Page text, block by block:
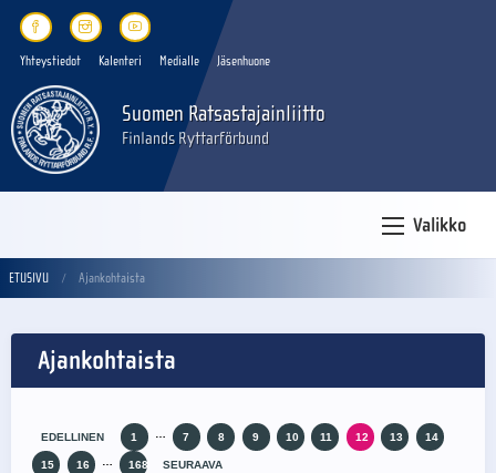
Yhteystiedot Kalenteri Medialle Jäsenhuone
Suomen Ratsastajainliitto
Finlands Ryttarförbund
Valikko
ETUSIVU Ajankohtaista
Ajankohtaista
EDELLINEN 1 7 8 9 10 11 12 13 14
15 16 168 SEURAAVA